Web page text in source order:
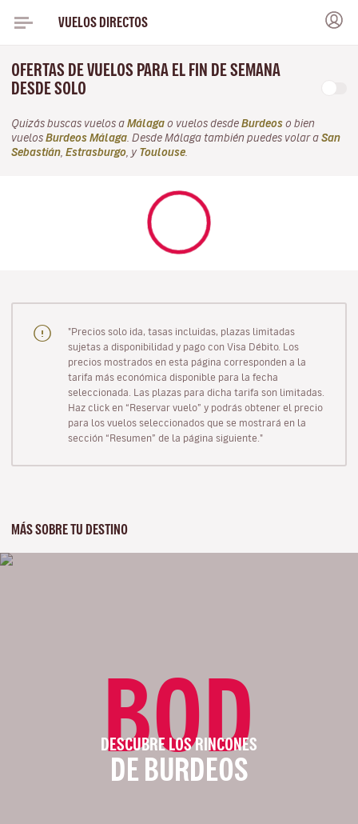
VUELOS DIRECTOS
OFERTAS DE VUELOS PARA EL FIN DE SEMANA
DESDE SOLO
Quizás buscas vuelos a Málaga o vuelos desde Burdeos o bien
vuelos Burdeos Málaga . Desde Málaga también puedes volar a San
Sebastián Estrasburgo , y Toulouse
"Precios solo ida, tasas incluidas, plazas limitadas
sujetas a disponibilidad y pago con Visa Débito. Los
precios mostrados en esta página corresponden a la
tarifa más económica disponible para la fecha
seleccionada. Las plazas para dicha tarifa son limitadas.
Haz click en “Reservar vuelo” y podrás obtener el precio
para los vuelos seleccionados que se mostrará en la
sección “Resumen” de la página siguiente."
MÁS SOBRE TU DESTINO
BOD
DESCUBRE LOS RINCONES
DE BURDEOS